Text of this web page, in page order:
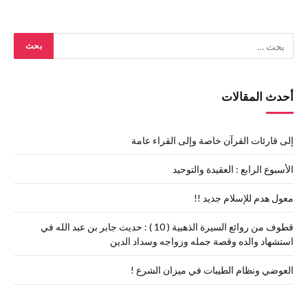
أحدث المقالات
إلى قارئات القرآن خاصة وإلى القراء عامة
الأسبوع الرابع : العقيدة والتوحيد
معول هدم للإسلام جديد !!
قطوف من روائع السيرة الذهبية ( 10 ) : حديث جابر بن عبد الله في
استشهاد والده وقصة جمله وزواجه وسداد الدين
العوضي ونظام الطيبات في ميزان الشرع !